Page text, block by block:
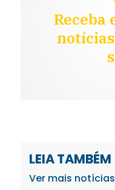
Receba
LEIA TAMBÉM
Ver mais